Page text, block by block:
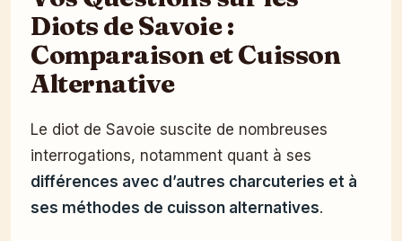
Diots de Savoie :
Comparaison et Cuisson
Alternative
Le diot de Savoie suscite de nombreuses
interrogations, notamment quant à ses
différences avec d’autres charcuteries et à
ses méthodes de cuisson alternatives.